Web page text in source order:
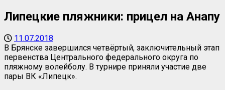
Липецкие пляжники: прицел на Анапу
11.07.2018
В Брянске завершился четвёртый, заключительный этап
первенства Центрального федерального округа по
пляжному волейболу. В турнире приняли участие две
пары ВК «Липецк».